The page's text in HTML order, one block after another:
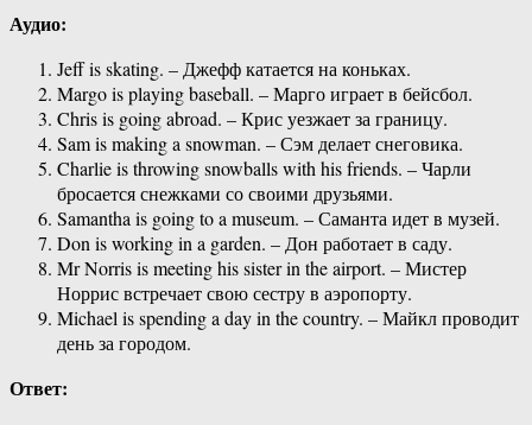
Аудио:
Jeff is skating. – Джефф катается на коньках.
Margo is playing baseball. – Марго играет в бейсбол.
Chris is going abroad. – Крис уезжает за границу.
Sam is making a snowman. – Сэм делает снеговика.
Charlie is throwing snowballs with his friends. – Чарли
бросается снежками со своими друзьями.
Samantha is going to a museum. – Саманта идет в музей.
Don is working in a garden. – Дон работает в саду.
Mr Norris is meeting his sister in the airport. – Мистер
Норрис встречает свою сестру в аэропорту.
Michael is spending a day in the country. – Майкл проводит
день за городом.
Ответ: